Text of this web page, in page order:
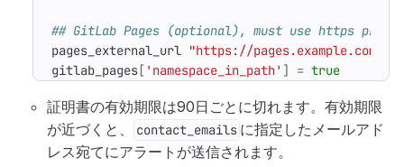
## GitLab Pages (optional), must use https
pages_external_url "https://pages.example.com"
gitlab_pages[ 'namespace_in_path' ] = true
証明書の有効期限は90日ごとに切れます。有効期限
が近づくと、
contact_emails に指定したメールアド
レス宛てにアラートが送信されます。